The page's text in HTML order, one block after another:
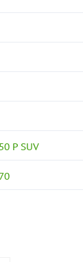
P SUV